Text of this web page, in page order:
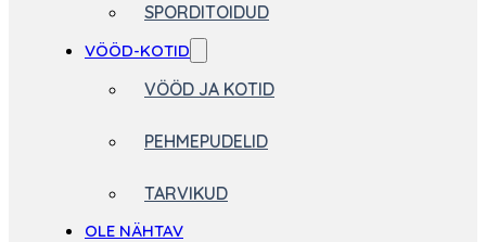
SPORDITOIDUD
VÖÖD-KOTID
VÖÖD JA KOTID
PEHMEPUDELID
TARVIKUD
OLE NÄHTAV